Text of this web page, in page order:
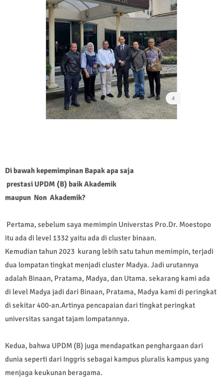
Di bawah kepemimpinan Bapak apa saja
prestasi UPDM (B) baik Akademik
maupun Non Akademik?
Pertama, sebelum saya memimpin Universtas Pro.Dr. Moestopo
itu ada di level 1332 yaitu ada di cluster binaan.
Kemudian tahun 2023 kurang lebih satu tahun memimpin, terjadi
dua lompatan tingkat menjadi cluster Madya. Jadi urutannya
adalah Binaan, Pratama, Madya, dan Utama. sekarang kami ada
di level Madya jadi dari Binaan, Pratama, Madya kami di peringkat
di sekitar 400-an.Artinya pencapaian dari tingkat peringkat
universitas sangat tajam lompatannya.
Kedua, bahwa UPDM (B) juga mendapatkan penghargaan dari
dunia seperti dari Inggris sebagai kampus pluralis kampus yang
menjaga keukunan beragama.